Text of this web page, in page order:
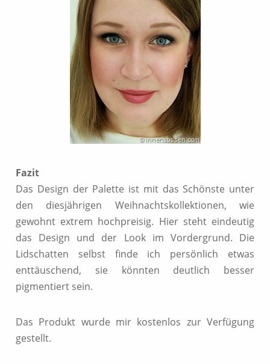
Fazit
Das Design der Palette ist mit das Schönste unter
den diesjährigen Weihnachtskollektionen, wie
gewohnt extrem hochpreisig. Hier steht eindeutig
das Design und der Look im Vordergrund. Die
Lidschatten selbst finde ich persönlich etwas
enttäuschend, sie könnten deutlich besser
pigmentiert sein.
Das Produkt wurde mir kostenlos zur Verfügung
gestellt.